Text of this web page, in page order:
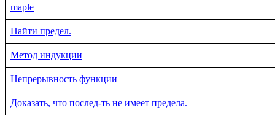
maple
Найти предел.
Метод индукции
Непрерывность функции
Доказать, что послед-ть не имеет предела.